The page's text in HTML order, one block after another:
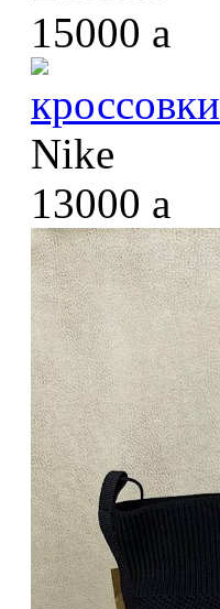
15000 a
кроссовки
Nike
13000 a